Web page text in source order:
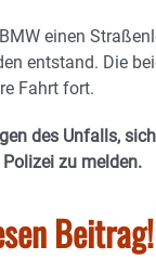
einen
entstand. Die
Fahrt fort.
des Unfalls,
zu melden.
Beitrag!